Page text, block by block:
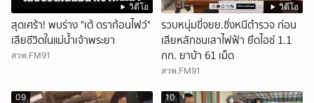
วิดีโอ
สุดเศร้า! พบร่าง "เต้ ดราก้อนไฟว์"
เสียชีวิตในแม่น้ำเจ้าพระยา
สวพ.FM91
วิดีโอ
รวบหนุ่มขี่จยย.ซิ่งหนีตำรวจ ก่อน
เสียหลักชนเสาไฟฟ้า ยึดไอซ์ 1.1
กก. ยาบ้า 61 เม็ด
สวพ.FM91
09 10